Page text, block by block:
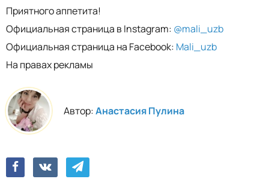
Приятного аппетита!
Официальная страница в Instagram: @mali_uzb
Официальная страница на Facebook: Mali_uzb
На правах рекламы
Автор:Анастасия Пулина